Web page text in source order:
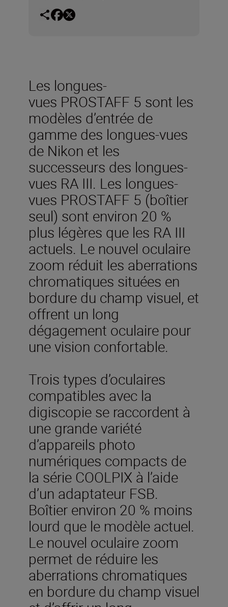
Les longues-
vues PROSTAFF 5 sont les
modèles d’entrée de
gamme des longues-vues
de Nikon et les
successeurs des longues-
vues RA III. Les longues-
vues PROSTAFF 5 (boîtier
seul) sont environ 20 %
plus légères que les RA III
actuels. Le nouvel oculaire
zoom réduit les aberrations
chromatiques situées en
bordure du champ visuel, et
offrent un long
dégagement oculaire pour
une vision confortable.
Trois types d’oculaires
compatibles avec la
digiscopie se raccordent à
une grande variété
d’appareils photo
numériques compacts de
la série COOLPIX à l’aide
d’un adaptateur FSB.
Boîtier environ 20 % moins
lourd que le modèle actuel.
Le nouvel oculaire zoom
permet de réduire les
aberrations chromatiques
en bordure du champ visuel